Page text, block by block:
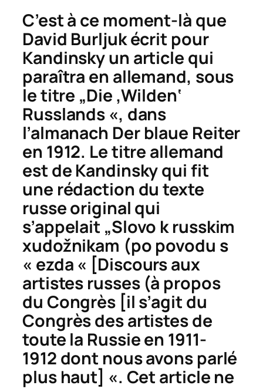
C’est à ce moment-là que
David Burljuk écrit pour
Kandinsky un article qui
paraîtra en allemand, sous
le titre „Die ‚Wilden‘
Russlands «, dans
l’almanach Der blaue Reiter
en 1912. Le titre allemand
est de Kandinsky qui fit
une rédaction du texte
russe original qui
s’appelait „Slovo k russkim
xudožnikam (po povodu s
« ezda « [Discours aux
artistes russes (à propos
du Congrès [il s’agit du
Congrès des artistes de
toute la Russie en 1911-
1912 dont nous avons parlé
plus haut] «. Cet article ne